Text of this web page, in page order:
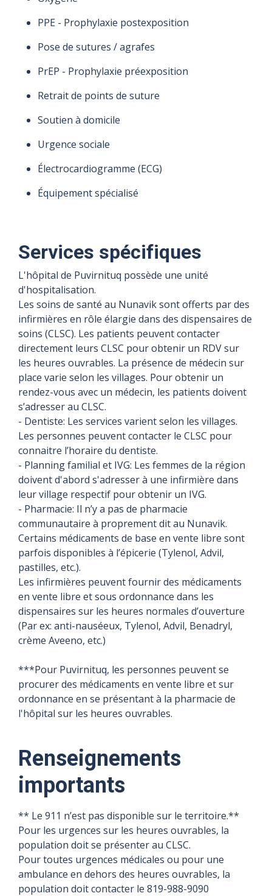
PPE - Prophylaxie postexposition
Pose de sutures / agrafes
PrEP - Prophylaxie préexposition
Retrait de points de suture
Soutien à domicile
Urgence sociale
Électrocardiogramme (ECG)
Équipement spécialisé
Services spécifiques
L'hôpital de Puvirnituq possède une unité
d'hospitalisation.
Les soins de santé au Nunavik sont offerts par des
infirmières en rôle élargie dans des dispensaires de
soins (CLSC). Les patients peuvent contacter
directement leurs CLSC pour obtenir un RDV sur
les heures ouvrables. La présence de médecin sur
place varie selon les villages. Pour obtenir un
rendez-vous avec un médecin, les patients doivent
s’adresser au CLSC.
- Dentiste: Les services varient selon les villages.
Les personnes peuvent contacter le CLSC pour
connaitre l’horaire du dentiste.
- Planning familial et IVG: Les femmes de la région
doivent d'abord s'adresser à une infirmière dans
leur village respectif pour obtenir un IVG.
- Pharmacie: Il n’y a pas de pharmacie
communautaire à proprement dit au Nunavik.
Certains médicaments de base en vente libre sont
parfois disponibles à l’épicerie (Tylenol, Advil,
pastilles, etc.).
Les infirmières peuvent fournir des médicaments
en vente libre et sous ordonnance dans les
dispensaires sur les heures normales d’ouverture
(Par ex: anti-nauséeux, Tylenol, Advil, Benadryl,
crème Aveeno, etc.)
***Pour Puvirnituq, les personnes peuvent se
procurer des médicaments en vente libre et sur
ordonnance en se présentant à la pharmacie de
l'hôpital sur les heures ouvrables.
Renseignements
importants
** Le 911 n’est pas disponible sur le territoire.**
Pour les urgences sur les heures ouvrables, la
population doit se présenter au CLSC.
Pour toutes urgences médicales ou pour une
ambulance en dehors des heures ouvrables, la
population doit contacter le 819-988-9090